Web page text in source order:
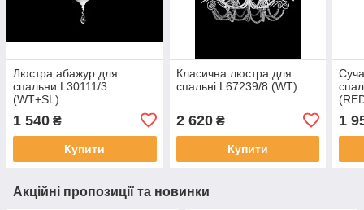
Люстра абажур для
спальни L30111/3
(WT+SL)
1 540 ₴
Купити
Класична люстра для
спальні L67239/8 (WT)
2 620₴
Купити
1
Акційні пропозиції та новинки